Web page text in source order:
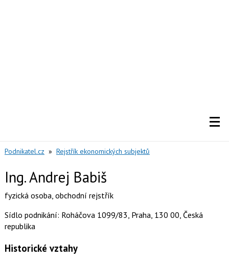
Podnikatel.cz » Rejstřík ekonomických subjektů
Ing. Andrej Babiš
fyzická osoba, obchodní rejstřík
Sídlo podnikání: Roháčova 1099/83, Praha, 130 00, Česká
republika
Historické vztahy